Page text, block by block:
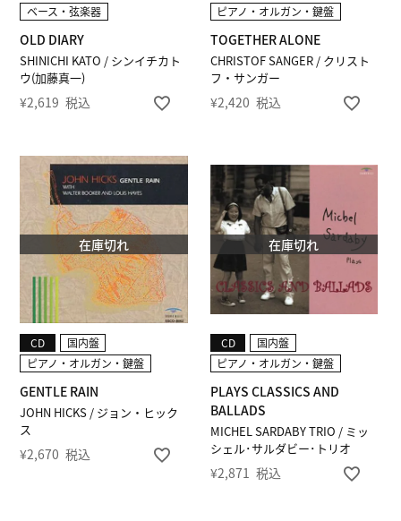
SHINICHI KATO / シンイチカト
ウ(加藤真一)
OLD DIARY
ベース・弦楽器
¥2,619 税込
CHRISTOF SANGER / クリスト
フ・サンガー
TOGETHER ALONE
ピアノ・オルガン・鍵盤
¥2,420 税込
JOHN HICKS / ジョン・ヒック
ス
GENTLE RAIN
CD
国内盤
ピアノ・オルガン・鍵盤
¥2,670 税込
在庫切れ
MICHEL SARDABY TRIO / ミッ
シェル･サルダビー･トリオ
PLAYS CLASSICS AND
BALLADS
CD
国内盤
ピアノ・オルガン・鍵盤
¥2,871 税込
在庫切れ